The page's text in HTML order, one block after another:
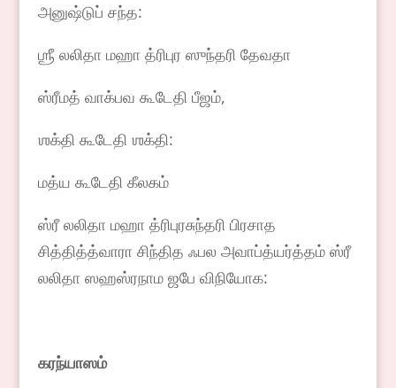
அனுஷ்டுப் சந்த:
ஶ்ரீ லலிதா மஹா த்ரிபுர ஸுந்தரி தேவதா
ஸ்ரீமத் வாக்பவ கூடேதி பீஜம்,
ஶக்தி கூடேதி ஶக்தி:
மத்ய கூடேதி கீலகம்
ஸ்ரீ லலிதா மஹா த்ரிபுரசுந்தரி பிரசாத
சித்தித்த்வாரா சிந்தித ஃபல அவாப்த்யர்த்தம் ஸ்ரீ
லலிதா ஸஹஸ்ரநாம ஜபே விநியோக:
கரந்யாஸம்